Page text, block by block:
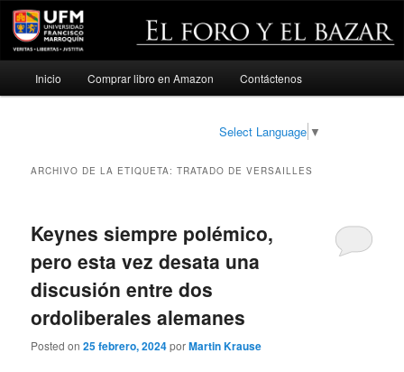
Ir
Ir
Inicio Comprar libro en Amazon Contáctenos
Select Language ▼
ARCHIVO DE LA ETIQUETA:TRATADO DE VERSAILLES
Keynes siempre polémico,
pero esta vez desata una
discusión entre dos
ordoliberales alemanes
Posted on25 febrero, 2024porMartin Krause